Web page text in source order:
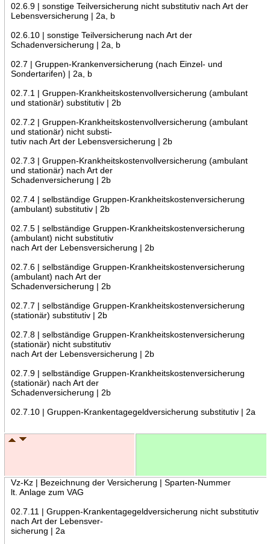
02.6.9 | sonstige Teilversicherung nicht substitutiv nach Art der
Lebensversicherung | 2a, b
02.6.10 | sonstige Teilversicherung nach Art der
Schadenversicherung | 2a, b
02.7 | Gruppen-Krankenversicherung (nach Einzel- und
Sondertarifen) | 2a, b
02.7.1 | Gruppen-Krankheitskostenvollversicherung (ambulant
und stationär) substitutiv | 2b
02.7.2 | Gruppen-Krankheitskostenvollversicherung (ambulant
und stationär) nicht substi-
tutiv nach Art der Lebensversicherung | 2b
02.7.3 | Gruppen-Krankheitskostenvollversicherung (ambulant
und stationär) nach Art der
Schadenversicherung | 2b
02.7.4 | selbständige Gruppen-Krankheitskostenversicherung
(ambulant) substitutiv | 2b
02.7.5 | selbständige Gruppen-Krankheitskostenversicherung
(ambulant) nicht substitutiv
nach Art der Lebensversicherung | 2b
02.7.6 | selbständige Gruppen-Krankheitskostenversicherung
(ambulant) nach Art der
Schadenversicherung | 2b
02.7.7 | selbständige Gruppen-Krankheitskostenversicherung
(stationär) substitutiv | 2b
02.7.8 | selbständige Gruppen-Krankheitskostenversicherung
(stationär) nicht substitutiv
nach Art der Lebensversicherung | 2b
02.7.9 | selbständige Gruppen-Krankheitskostenversicherung
(stationär) nach Art der
Schadenversicherung | 2b
02.7.10 | Gruppen-Krankentagegeldversicherung substitutiv | 2a
Vz-Kz | Bezeichnung der Versicherung | Sparten-Nummer
lt. Anlage zum VAG
02.7.11 | Gruppen-Krankentagegeldversicherung nicht substitutiv
nach Art der Lebensver-
sicherung | 2a